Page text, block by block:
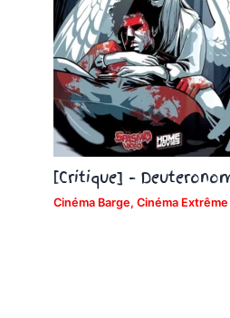
[Critique] –
Cinéma Barge, Cinéma Extrême